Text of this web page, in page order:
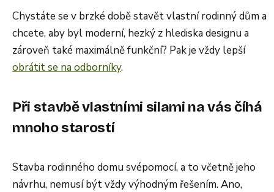
Chystáte se v brzké době stavět vlastní rodinný dům a
chcete, aby byl moderní, hezký z hlediska designu a
zároveň také maximálně funkční? Pak je vždy lepší
obrátit se na odborníky.
Při stavbě vlastními silami na vás číhá
mnoho starostí
Stavba rodinného domu svépomocí, a to včetně jeho
návrhu, nemusí být vždy výhodným řešením. Ano,